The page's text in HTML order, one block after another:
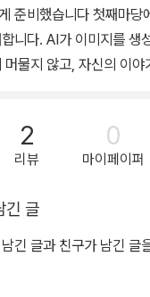
준비했습니다 첫째마당
니다. AI가 이미지를 생
머물지 않고, 자신의 이야
한지 하나하나 직접 찾아
니와 협업할 때 어떻게
수 있을지 함께 나눌 것입
메라로, 때로는 유화의
다능한 이야기 짓기 협
외에도 [직접 해보기] 코
칠 수 있는 과제를 제공
2
리뷰
0
마이페이퍼
긴 글
긴 글과 친구가 남긴 글